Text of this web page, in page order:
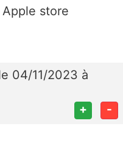
store
04/11/2023 à
+ -